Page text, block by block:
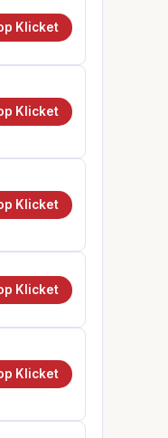
Klicket
Klicket
Klicket
Klicket
Klicket